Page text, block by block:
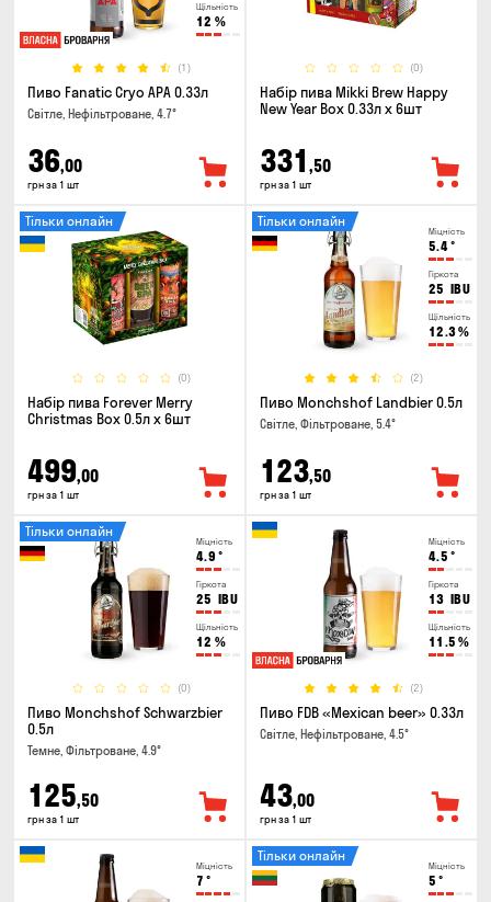
Щільність
12 %
(1)
Пиво Fanatic Cryo APA 0.33л
Світле, Нефільтроване, 4.7°
36,00
грн за 1 шт
(0)
Набір пива Mikki Brew Happy
New Year Box 0.33л x 6шт
331 ,50
грн за 1 шт
(0)
Тільки онлайн
Набір пива Forever Merry
Christmas Box 0.5л x 6шт
499,00
грн за 1 шт
Міцність
5.4°
Гіркота
25 IBU
Щільність
12.3%
(2)
Тільки онлайн
Пиво Monchshof Landbier 0.5л
Світле, Фільтроване, 5.4°
123,50
грн за 1 шт
Міцність
4.9 °
Гіркота
25 IBU
Щільність
12 %
(0)
Тільки онлайн
Пиво Monchshof Schwarzbier
0.5л
Темне, Фільтроване, 4.9°
125,50
грн за 1 шт
Міцність
4.5 °
Гіркота
13 IBU
Щільність
11.5 %
(2)
Пиво FDB «Mexican beer» 0.33л
Світле, Нефільтроване, 4.5°
43,00
грн за 1 шт
Міцність
7 °
Міцність
5 °
Тільки онлайн